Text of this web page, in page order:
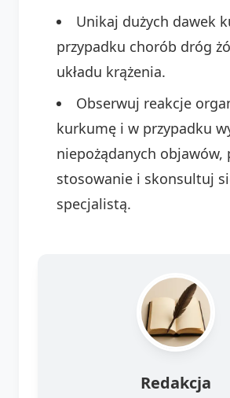
Unikaj dużych dawek
przypadku chorób dróg
układu krążenia.
Obserwuj reakcje
kurkumę i w przypadku
niepożądanych objawów,
stosowanie i skonsultuj
specjalistą.
Redakcja